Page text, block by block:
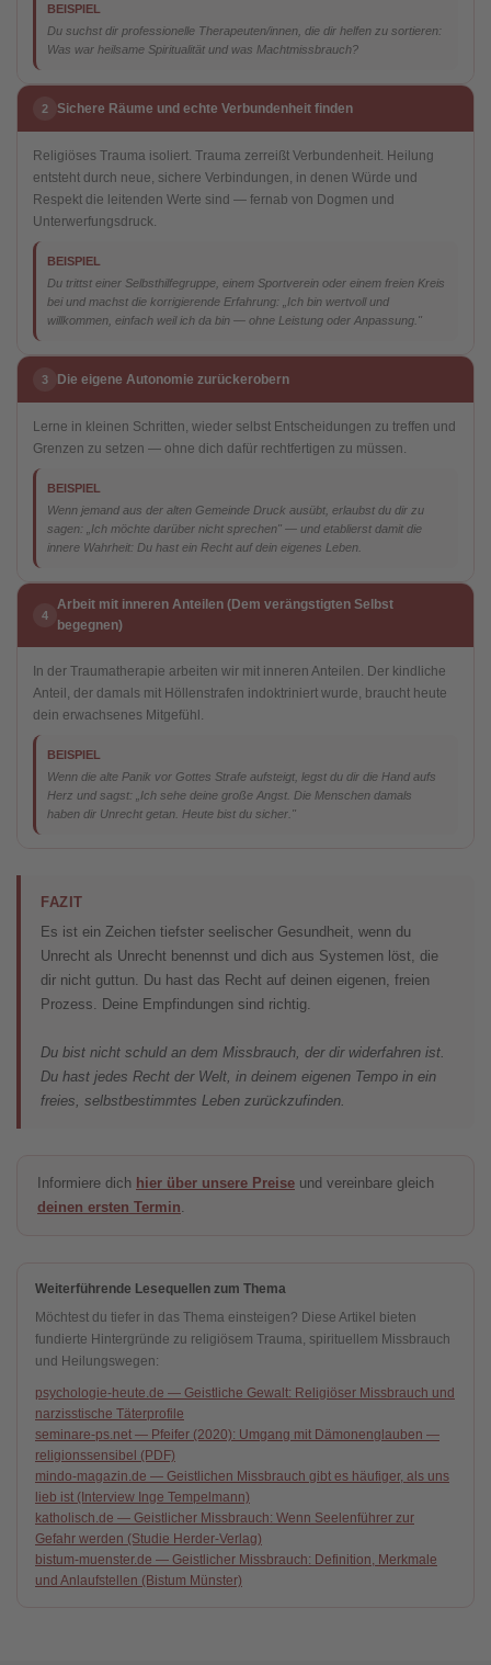
BEISPIEL
Du suchst dir professionelle Therapeuten/innen, die dir helfen zu sortieren:
Was war heilsame Spiritualität und was Machtmissbrauch?
2 Sichere Räume und echte Verbundenheit finden
Religiöses Trauma isoliert. Trauma zerreißt Verbundenheit. Heilung
entsteht durch neue, sichere Verbindungen, in denen Würde und
Respekt die leitenden Werte sind — fernab von Dogmen und
Unterwerfungsdruck.
BEISPIEL
Du trittst einer Selbsthilfegruppe, einem Sportverein oder einem freien Kreis
bei und machst die korrigierende Erfahrung: „Ich bin wertvoll und
willkommen, einfach weil ich da bin — ohne Leistung oder Anpassung."
3 Die eigene Autonomie zurückerobern
Lerne in kleinen Schritten, wieder selbst Entscheidungen zu treffen und
Grenzen zu setzen — ohne dich dafür rechtfertigen zu müssen.
BEISPIEL
Wenn jemand aus der alten Gemeinde Druck ausübt, erlaubst du dir zu
sagen: „Ich möchte darüber nicht sprechen" — und etablierst damit die
innere Wahrheit: Du hast ein Recht auf dein eigenes Leben.
4
Arbeit mit inneren Anteilen (Dem verängstigten Selbst
begegnen)
In der Traumatherapie arbeiten wir mit inneren Anteilen. Der kindliche
Anteil, der damals mit Höllenstrafen indoktriniert wurde, braucht heute
dein erwachsenes Mitgefühl.
BEISPIEL
Wenn die alte Panik vor Gottes Strafe aufsteigt, legst du dir die Hand aufs
Herz und sagst: „Ich sehe deine große Angst. Die Menschen damals
haben dir Unrecht getan. Heute bist du sicher."
FAZIT
Es ist ein Zeichen tiefster seelischer Gesundheit, wenn du
Unrecht als Unrecht benennst und dich aus Systemen löst, die
dir nicht guttun. Du hast das Recht auf deinen eigenen, freien
Prozess. Deine Empfindungen sind richtig.
Du bist nicht schuld an dem Missbrauch, der dir widerfahren ist.
Du hast jedes Recht der Welt, in deinem eigenen Tempo in ein
freies, selbstbestimmtes Leben zurückzufinden.
Informiere dich hier über unsere Preise und vereinbare gleich
deinen ersten Termin.
Weiterführende Lesequellen zum Thema
Möchtest du tiefer in das Thema einsteigen? Diese Artikel bieten
fundierte Hintergründe zu religiösem Trauma, spirituellem Missbrauch
und Heilungswegen:
psychologie-heute.de — Geistliche Gewalt: Religiöser Missbrauch und
narzisstische Täterprofile
seminare-ps.net — Pfeifer (2020): Umgang mit Dämonenglauben —
religionssensibel (PDF)
mindo-magazin.de — Geistlichen Missbrauch gibt es häufiger, als uns
lieb ist (Interview Inge Tempelmann)
katholisch.de — Geistlicher Missbrauch: Wenn Seelenführer zur
Gefahr werden (Studie Herder-Verlag)
bistum-muenster.de — Geistlicher Missbrauch: Definition, Merkmale
und Anlaufstellen (Bistum Münster)